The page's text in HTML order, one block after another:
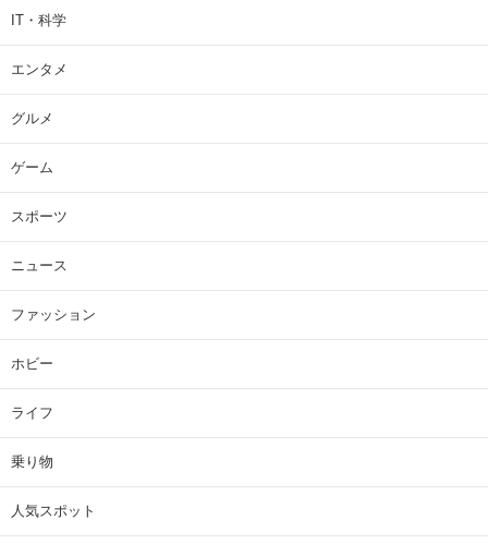
IT・科学
エンタメ
グルメ
ゲーム
スポーツ
ニュース
ファッション
ホビー
ライフ
乗り物
人気スポット